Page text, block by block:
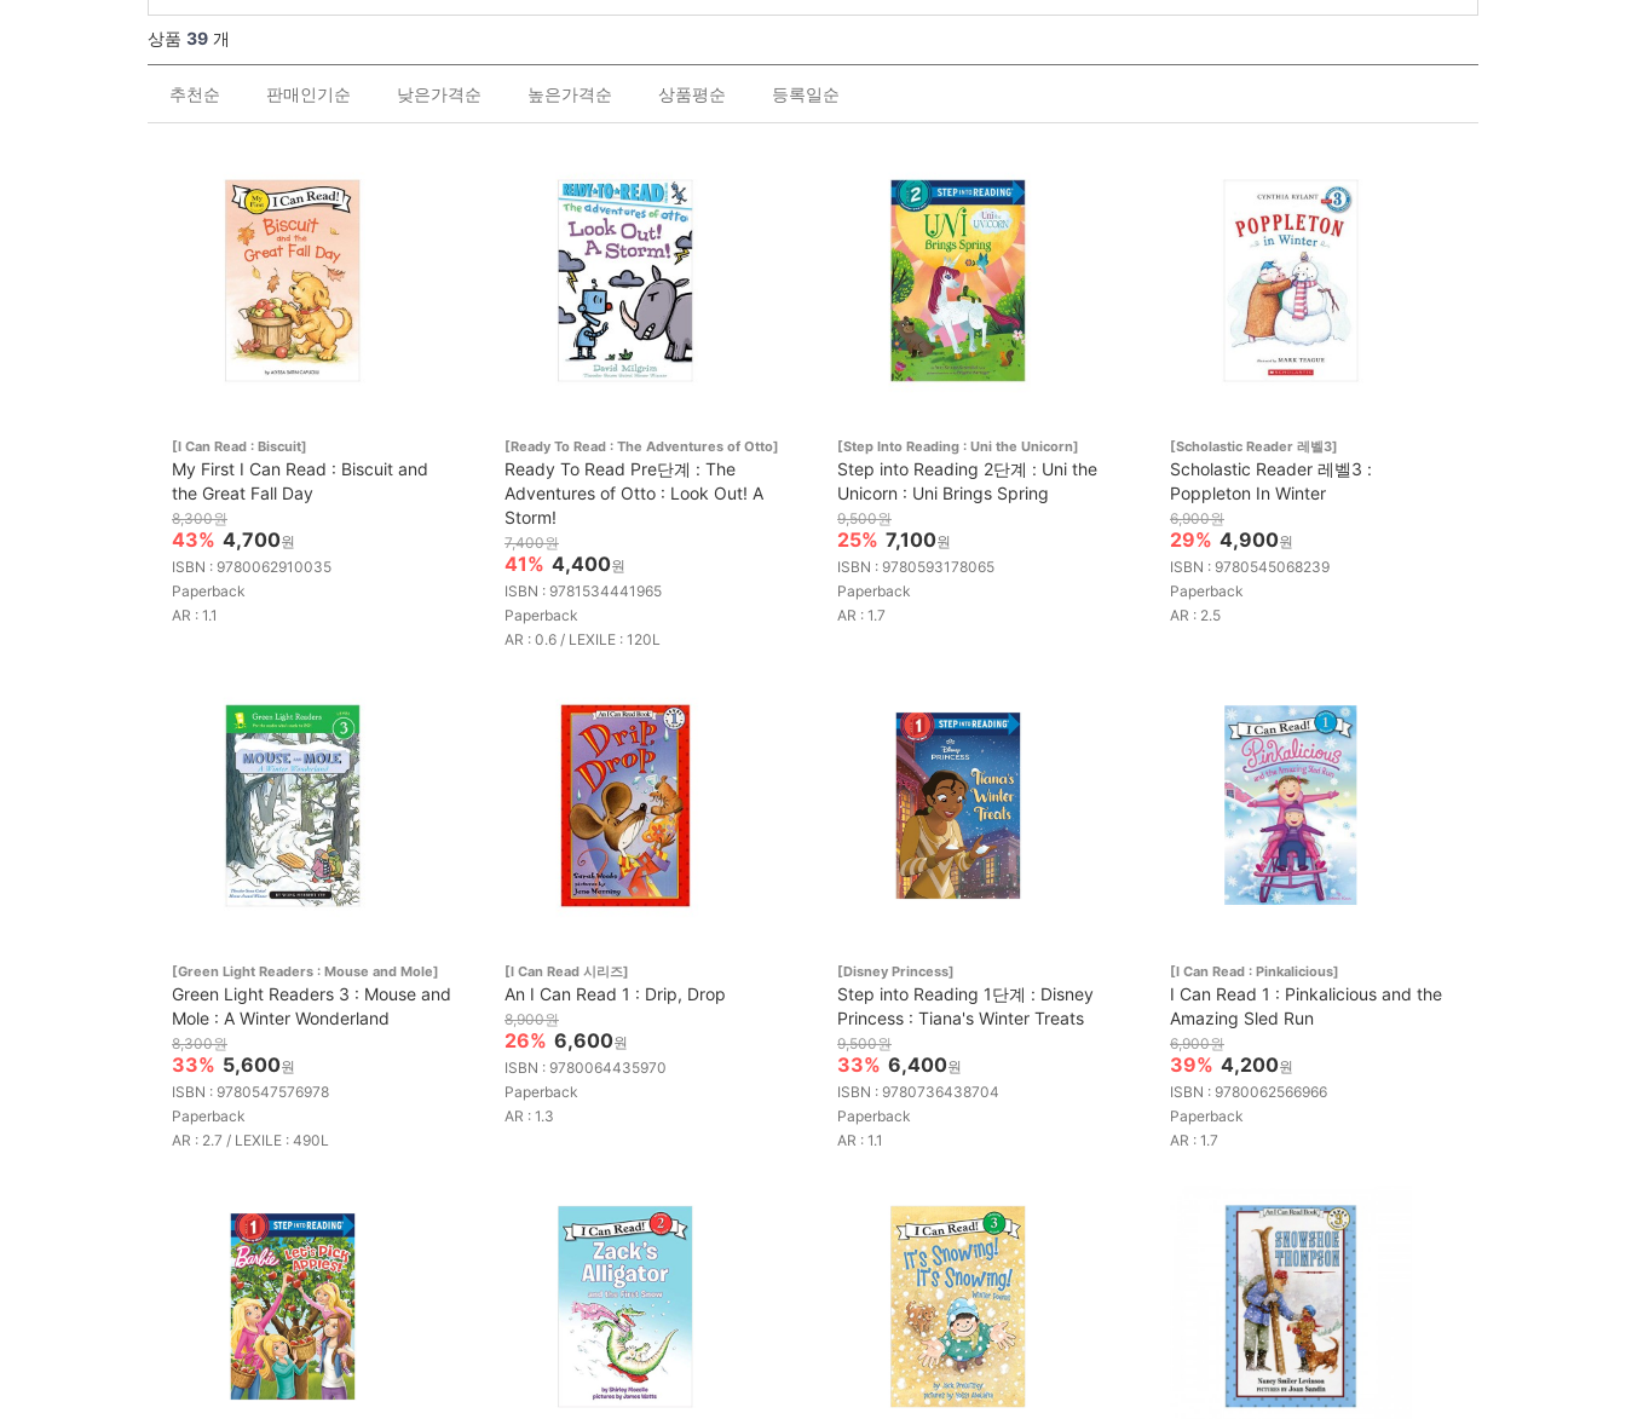
상품 39 개
추천순 판매인기순 낮은가격순 높은가격순 상품평순 등록일순
[I Can Read : Biscuit]
My First I Can Read : Biscuit and
the Great Fall Day
8,300원
43% 4,700원
ISBN : 9780062910035
Paperback
AR : 1.1
[Ready To Read : The Adventures of Otto]
Ready To Read Pre단계 : The
Adventures of Otto : Look Out! A
Storm!
7,400원
41% 4,400원
ISBN : 9781534441965
Paperback
AR : 0.6 / LEXILE : 120L
[Step Into Reading : Uni the Unicorn]
Step into Reading 2단계 : Uni the
Unicorn : Uni Brings Spring
9,500원
25% 7,100원
ISBN : 9780593178065
Paperback
AR : 1.7
[Scholastic Reader 레벨3]
Scholastic Reader 레벨3 :
Poppleton In Winter
6,900원
29% 4,900원
ISBN : 9780545068239
Paperback
AR : 2.5
[Green Light Readers : Mouse and Mole]
Green Light Readers 3 : Mouse and
Mole : A Winter Wonderland
8,300원
33% 5,600원
ISBN : 9780547576978
Paperback
AR : 2.7 / LEXILE : 490L
[I Can Read 시리즈]
An I Can Read 1 : Drip, Drop
8,900원
26% 6,600원
ISBN : 9780064435970
Paperback
AR : 1.3
[Disney Princess]
Step into Reading 1단계 : Disney
Princess : Tiana's Winter Treats
9,500원
33% 6,400원
ISBN : 9780736438704
Paperback
AR : 1.1
[I Can Read : Pinkalicious]
I Can Read 1 : Pinkalicious and the
Amazing Sled Run
6,900원
39% 4,200원
ISBN : 9780062566966
Paperback
AR : 1.7